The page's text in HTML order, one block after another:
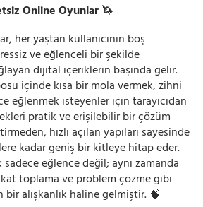
Online Oyunlar 🦄
her yaştan kullanıcının boş
ve eğlenceli bir şekilde
dijital içeriklerin başında gelir.
içinde kısa bir mola vermek, zihni
eğlenmek isteyenler için tarayıcıdan
pratik ve erişilebilir bir çözüm
hızlı açılan yapıları sayesinde
kadar geniş bir kitleye hitap eder.
sadece eğlence değil; aynı zamanda
toplama ve problem çözme gibi
alışkanlık haline gelmiştir. 🧠